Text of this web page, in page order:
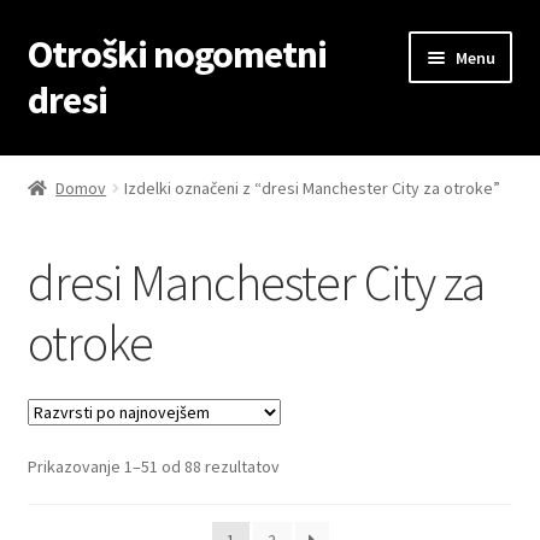
Skip
to
navigation
Skip
to
content
Otroški nogometni
dresi
Menu
Domov
Kontaktiraj nas
Košarica
Moj račun
Trgovina
Domov Izdelki označeni z “dresi Manchester City za otroke”
dresi Manchester City za
otroke
Prikazovanje 1–51 od 88 rezultatovSorted